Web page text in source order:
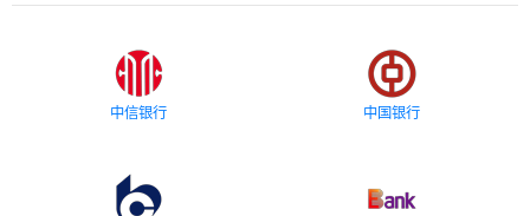
中信银行 中国银行